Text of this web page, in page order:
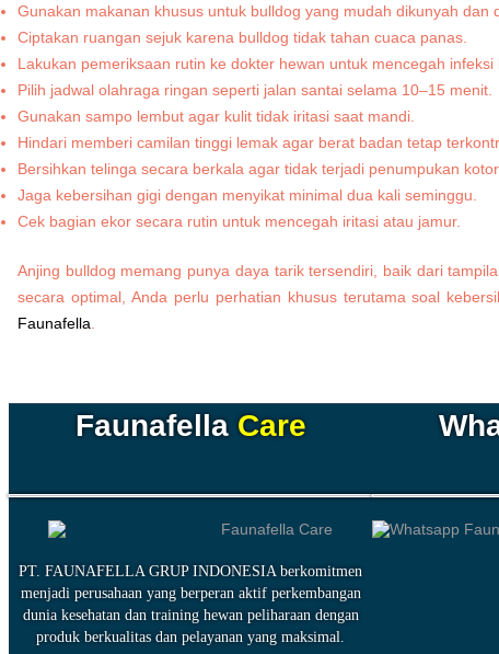
Gunakan makanan khusus untuk bulldog yang mudah dikunyah dan
Ciptakan ruangan sejuk karena bulldog tidak tahan cuaca panas.
Lakukan pemeriksaan rutin ke dokter hewan untuk mencegah infeksi
Pilih jadwal olahraga ringan seperti jalan santai selama 10–15 menit.
Gunakan sampo lembut agar kulit tidak iritasi saat mandi.
Hindari memberi camilan tinggi lemak agar berat badan tetap
Bersihkan telinga secara berkala agar tidak terjadi penumpukan
Jaga kebersihan gigi dengan menyikat minimal dua kali seminggu.
Cek bagian ekor secara rutin untuk mencegah iritasi atau jamur.
Anjing bulldog memang punya daya tarik tersendiri, baik dari
secara optimal, Anda perlu perhatian khusus terutama soal
Faunafella
FaunafellaCare
PT. FAUNAFELLA GRUP INDONESIA berkomitmen
menjadi perusahaan yang berperan aktif perkembangan
dunia kesehatan dan training hewan peliharaan dengan
produk berkualitas dan pelayanan yang maksimal.